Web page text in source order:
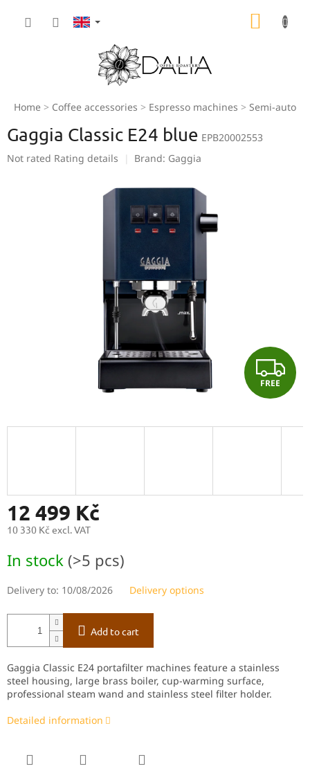
Home Coffee accessories Espresso machines Semi-
Gaggia Classic E24 blue EPB20002553
The
Not rated Rating details Brand: Gaggia
F
R
E
FREE
12 499 Kč
10 330 Kč excl. VAT
price:
In stock (>5 pcs)
Delivery to: 10/08/2026 Delivery options
Add to cart
Gaggia Classic E24 portafilter machines feature a stainless
steel housing, large brass boiler, cup‑warming surface,
professional steam wand and stainless steel filter holder.
Detailed information